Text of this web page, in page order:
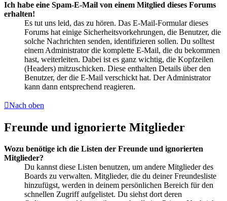
Ich habe eine Spam-E-Mail von einem Mitglied dieses Forums
erhalten!
Es tut uns leid, das zu hören. Das E-Mail-Formular dieses
Forums hat einige Sicherheitsvorkehrungen, die Benutzer, die
solche Nachrichten senden, identifizieren sollen. Du solltest
einem Administrator die komplette E-Mail, die du bekommen
hast, weiterleiten. Dabei ist es ganz wichtig, die Kopfzeilen
(Headers) mitzuschicken. Diese enthalten Details über den
Benutzer, der die E-Mail verschickt hat. Der Administrator
kann dann entsprechend reagieren.
Nach oben
Freunde und ignorierte Mitglieder
Wozu benötige ich die Listen der Freunde und ignorierten
Mitglieder?
Du kannst diese Listen benutzen, um andere Mitglieder des
Boards zu verwalten. Mitglieder, die du deiner Freundesliste
hinzufügst, werden in deinem persönlichen Bereich für den
schnellen Zugriff aufgelistet. Du siehst dort deren